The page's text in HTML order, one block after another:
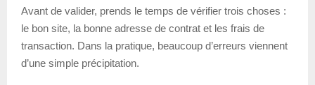
Avant de valider, prends le temps de vérifier trois choses :
le bon site, la bonne adresse de contrat et les frais de
transaction. Dans la pratique, beaucoup d’erreurs viennent
d’une simple précipitation.